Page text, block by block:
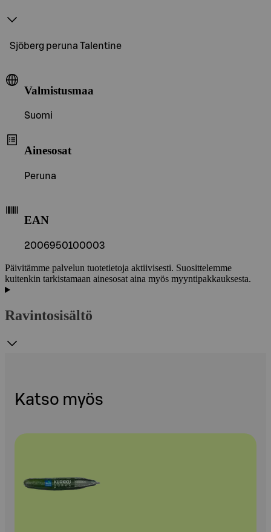
Sjöberg peruna Talentine
Valmistusmaa
Suomi
Ainesosat
Peruna
EAN
2006950100003
Päivitämme palvelun tuotetietoja aktiivisesti. Suosittelemme
kuitenkin tarkistamaan ainesosat aina myös myyntipakkauksesta.
Ravintosisältö
Katso myös